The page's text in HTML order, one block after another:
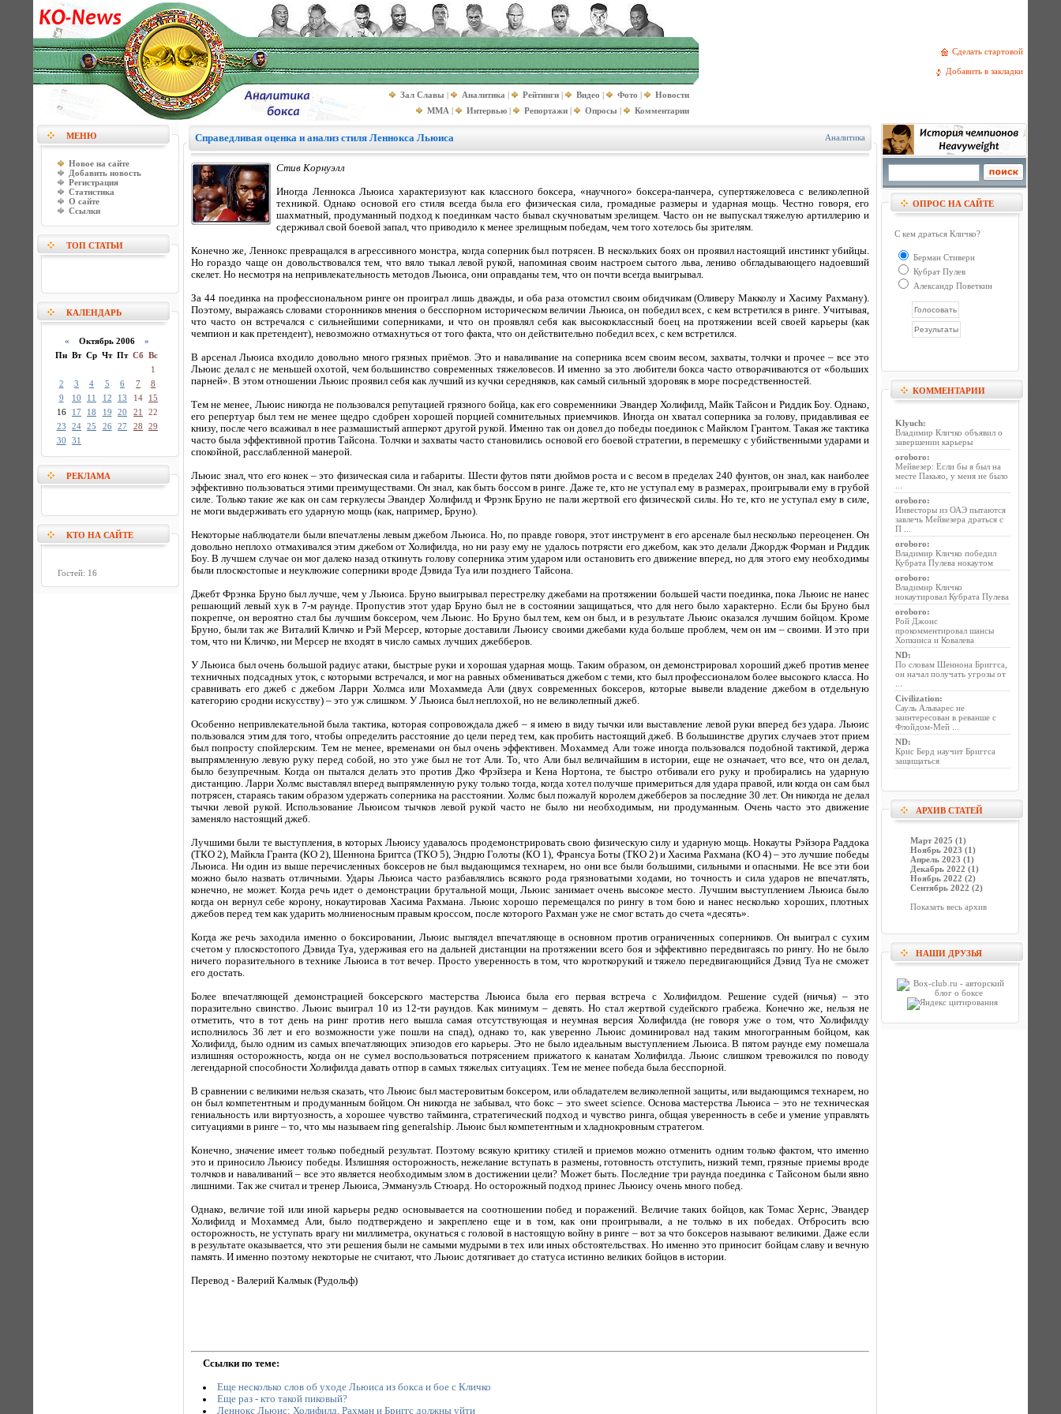
Сделать стартовой
Добавить в закладки
Зал Славы | Аналитика | Рейтинги | Видео | Фото |
Новости
MMA | Интервью | Репортажи | Опросы | Комментарии
МЕНЮ
Новое на сайте
Добавить новость
Регистрация
Статистика
О сайте
Ссылки
ТОП СТАТЬИ
КАЛЕНДАРЬ
« Октябрь 2006 »
Пн Вт Ср Чт Пт Сб Вс
1
2
3 4 5 6 7
8
9
10 11 12 13 14
15
16
17 18 19 20 21
22
23
24 25 26 27 28
29
30
31
РЕКЛАМА
КТО НА САЙТЕ
Гостей: 16
Справедливая оценка и анализ стиля Леннокса Льюиса Аналитика
Стив Корнуэлл
Иногда Леннокса Льюиса характеризуют как классного боксера, «научного» боксера-панчера, супертяжеловеса с великолепной
техникой. Однако основой его стиля всегда была его физическая сила, громадные размеры и ударная мощь. Честно говоря, его
шахматный, продуманный подход к поединкам часто бывал скучноватым зрелищем. Часто он не выпускал тяжелую артиллерию и
сдерживал свой боевой запал, что приводило к менее зрелищным победам, чем того хотелось бы зрителям.
Конечно же, Леннокс превращался в агрессивного монстра, когда соперник был потрясен. В нескольких боях он проявил настоящий инстинкт убийцы.
Но гораздо чаще он довольствовался тем, что вяло тыкал левой рукой, напоминая своим настроем сытого льва, лениво обгладывающего надоевший
скелет. Но несмотря на непривлекательность методов Льюиса, они оправданы тем, что он почти всегда выигрывал.
За 44 поединка на профессиональном ринге он проиграл лишь дважды, и оба раза отомстил своим обидчикам (Оливеру Макколу и Хасиму Рахману).
Поэтому, выражаясь словами сторонников мнения о бесспорном историческом величии Льюиса, он победил всех, с кем встретился в ринге. Учитывая,
что часто он встречался с сильнейшими соперниками, и что он проявлял себя как высококлассный боец на протяжении всей своей карьеры (как
чемпион и как претендент), невозможно отмахнуться от того факта, что он действительно победил всех, с кем встретился.
В арсенал Льюиса входило довольно много грязных приёмов. Это и наваливание на соперника всем своим весом, захваты, толчки и прочее – все это
Льюис делал с не меньшей охотой, чем большинство современных тяжеловесов. И именно за это любители бокса часто отворачиваются от «больших
парней». В этом отношении Льюис проявил себя как лучший из кучки середняков, как самый сильный здоровяк в море посредственностей.
Тем не менее, Льюис никогда не пользовался репутацией грязного бойца, как его современники Эвандер Холифилд, Майк Тайсон и Риддик Боу. Однако,
его репертуар был тем не менее щедро сдобрен хорошей порцией сомнительных приемчиков. Иногда он хватал соперника за голову, придавливая ее
книзу, после чего всаживал в нее размашистый апперкот другой рукой. Именно так он довел до победы поединок с Майклом Грантом. Такая же тактика
часто была эффективной против Тайсона. Толчки и захваты часто становились основой его боевой стратегии, в перемешку с убийственными ударами и
спокойной, расслабленной манерой.
Льюис знал, что его конек – это физическая сила и габариты. Шести футов пяти дюймов роста и с весом в пределах 240 фунтов, он знал, как наиболее
эффективно пользоваться этими преимуществами. Он знал, как быть боссом в ринге. Даже те, кто не уступал ему в размерах, проигрывали ему в грубой
силе. Только такие же как он сам геркулесы Эвандер Холифилд и Фрэнк Бруно не пали жертвой его физической силы. Но те, кто не уступал ему в силе,
не моги выдерживать его ударную мощь (как, например, Бруно).
Некоторые наблюдатели были впечатлены левым джебом Льюиса. Но, по правде говоря, этот инструмент в его арсенале был несколько переоценен. Он
довольно неплохо отмахивался этим джебом от Холифилда, но ни разу ему не удалось потрясти его джебом, как это делали Джордж Форман и Риддик
Боу. В лучшем случае он мог далеко назад откинуть голову соперника этим ударом или остановить его движение вперед, но для этого ему необходимы
были плоскостопые и неуклюжие соперники вроде Дэвида Туа или позднего Тайсона.
Джебт Фрэнка Бруно был лучше, чем у Льюиса. Бруно выигрывал перестрелку джебами на протяжении большей части поединка, пока Льюис не нанес
решающий левый хук в 7-м раунде. Пропустив этот удар Бруно был не в состоянии защищаться, что для него было характерно. Если бы Бруно был
покрепче, он вероятно стал бы лучшим боксером, чем Льюис. Но Бруно был тем, кем он был, и в результате Льюис оказался лучшим бойцом. Кроме
Бруно, были так же Виталий Кличко и Рэй Мерсер, которые доставили Льюису своими джебами куда больше проблем, чем он им – своими. И это при
том, что ни Кличко, ни Мерсер не входят в число самых лучших джебберов.
У Льюиса был очень большой радиус атаки, быстрые руки и хорошая ударная мощь. Таким образом, он демонстрировал хороший джеб против менее
техничных подсадных уток, с которыми встречался, и мог на равных обмениваться джебом с теми, кто был профессионалом более высокого класса. Но
сравнивать его джеб с джебом Ларри Холмса или Мохаммеда Али (двух современных боксеров, которые вывели владение джебом в отдельную
категорию сродни искусству) – это уж слишком. У Льюиса был неплохой, но не великолепный джеб.
Особенно непривлекательной была тактика, которая сопровождала джеб – я имею в виду тычки или выставление левой руки вперед без удара. Льюис
пользовался этим для того, чтобы определить расстояние до цели перед тем, как пробить настоящий джеб. В большинстве других случаев этот прием
был попросту спойлерским. Тем не менее, временами он был очень эффективен. Мохаммед Али тоже иногда пользовался подобной тактикой, держа
выпрямленную левую руку перед собой, но это уже был не тот Али. То, что Али был величайшим в истории, еще не означает, что все, что он делал,
было безупречным. Когда он пытался делать это против Джо Фрэйзера и Кена Нортона, те быстро отбивали его руку и пробирались на ударную
дистанцию. Ларри Холмс выставлял вперед выпрямленную руку только тогда, когда хотел получше примериться для удара правой, или когда он сам был
потрясен, стараясь таким образом удержать соперника на расстоянии. Холмс был пожалуй королем джебберов за последние 30 лет. Он никогда не делал
тычки левой рукой. Использование Льюисом тычков левой рукой часто не было ни необходимым, ни продуманным. Очень часто это движение
заменяло настоящий джеб.
Лучшими были те выступления, в которых Льюису удавалось продемонстрировать свою физическую силу и ударную мощь. Нокауты Рэйзора Раддока
(ТКО 2), Майкла Гранта (КО 2), Шеннона Бриггса (ТКО 5), Эндрю Голоты (КО 1), Франсуа Боты (ТКО 2) и Хасима Рахмана (КО 4) – это лучшие победы
Льюиса. Ни один из выше перечисленных боксеров не был выдающимся технарем, но они все были большими, сильными и опасными. Не все эти бои
можно было назвать отличными. Удары Льюиса часто разбавлялись всякого рода грязноватыми ходами, но точность и сила ударов не впечатлять,
конечно, не может. Когда речь идет о демонстрации брутальной мощи, Льюис занимает очень высокое место. Лучшим выступлением Льюиса было
когда он вернул себе корону, нокаутировав Хасима Рахмана. Льюис хорошо перемещался по рингу в том бою и нанес несколько хороших, плотных
джебов перед тем как ударить молниеносным правым кроссом, после которого Рахман уже не смог встать до счета «десять».
Когда же речь заходила именно о боксировании, Льюис выглядел впечатляюще в основном против ограниченных соперников. Он выиграл с сухим
счетом у плоскостопого Дэвида Туа, удерживая его на дальней дистанции на протяжении всего боя и эффективно передвигаясь по рингу. Но не было
ничего поразительного в технике Льюиса в тот вечер. Просто уверенность в том, что короткорукий и тяжело передвигающийся Дэвид Туа не сможет
его достать.
Более впечатляющей демонстрацией боксерского мастерства Льюиса была его первая встреча с Холифилдом. Решение судей (ничья) – это
поразительно свинство. Льюис выиграл 10 из 12-ти раундов. Как минимум – девять. Но стал жертвой судейского грабежа. Конечно же, нельзя не
отметить, что в тот день на ринг против него вышла самая отсутствующая и неумная версия Холифилда (не говоря уже о том, что Холифилду
исполнилось 36 лет и его возможности уже пошли на спад), однако то, как уверенно Льюис доминировал над таким многогранным бойцом, как
Холифилд, было одним из самых впечатляющих эпизодов его карьеры. Это не было идеальным выступлением Льюиса. В пятом раунде ему помешала
излишняя осторожность, когда он не сумел воспользоваться потрясением прижатого к канатам Холифилда. Льюис слишком тревожился по поводу
легендарной способности Холифилда давать отпор в самых тяжелых ситуациях. Тем не менее победа была бесспорной.
В сравнении с великими нельзя сказать, что Льюис был мастеровитым боксером, или обладателем великолепной защиты, или выдающимся технарем, но
он был компетентным и продуманным бойцом. Он никогда не забывал, что бокс – это sweet science. Основа мастерства Льюиса – это не техническая
гениальность или виртуозность, а хорошее чувство тайминга, стратегический подход и чувство ринга, общая уверенность в себе и умение управлять
ситуациями в ринге – то, что мы называем ring generalship. Льюис был компетентным и хладнокровным стратегом.
Конечно, значение имеет только победный результат. Поэтому всякую критику стилей и приемов можно отменить одним только фактом, что именно
это и приносило Льюису победы. Излишняя осторожность, нежелание вступать в размены, готовность отступить, низкий темп, грязные приемы вроде
толчков и наваливаний – все это является необходимым злом в достижении цели? Может быть. Последние три раунда поединка с Тайсоном были явно
лишними. Так же считал и тренер Льюиса, Эммануэль Стюард. Но осторожный подход принес Льюису очень много побед.
Однако, величие той или иной карьеры редко основывается на соотношении побед и поражений. Величие таких бойцов, как Томас Хернс, Эвандер
Холифилд и Мохаммед Али, было подтверждено и закреплено еще и в том, как они проигрывали, а не только в их победах. Отбросить всю
осторожность, не уступать врагу ни миллиметра, окунаться с головой в настоящую войну в ринге – вот за что боксеров называют великими. Даже если
в результате оказывается, что эти решения были не самыми мудрыми в тех или иных обстоятельствах. Но именно это приносит бойцам славу и вечную
память. И именно поэтому некоторые не считают, что Льюис дотягивает до статуса истинно великих бойцов в истории.
Перевод - Валерий Калмык (Рудольф)
Ссылки по теме:
Еще несколько слов об уходе Льюиса из бокса и бое с Кличко
Еще раз - кто такой пиковый?
Леннокс Льюис: Холифилд, Рахман и Бриггс должны уйти
ОПРОС НА САЙТЕ
С кем драться Кличко?
Берман Стиверн
Кубрат Пулев
Александр Поветкин
КОММЕНТАРИИ
Klyuch:
Владимир Кличко объявил о
завершении карьеры
oroboro:
Мейвезер: Если бы я был на
месте Пакьяо, у меня не было
oroboro:
Инвесторы из ОАЭ пытаются
завлечь Мейвезера драться с
П ...
oroboro:
Владимир Кличко победил
Кубрата Пулева нокаутом
oroboro:
Владимир Кличко
нокаутировал Кубрата Пулева
oroboro:
Рой Джонс
прокомментировал шансы
Хопкинса и Ковалева
ND:
По словам Шеннона Бриггса,
он начал получать угрозы от
Civilization:
Сауль Альварес не
заинтересован в реванше с
Флойдом-Мей ...
ND:
Крис Берд научит Бриггса
защищаться
АРХИВ СТАТЕЙ
Март 2025 (1)
Ноябрь 2023 (1)
Апрель 2023 (1)
Декабрь 2022 (1)
Ноябрь 2022 (2)
Сентябрь 2022 (2)
Показать весь архив
НАШИ ДРУЗЬЯ